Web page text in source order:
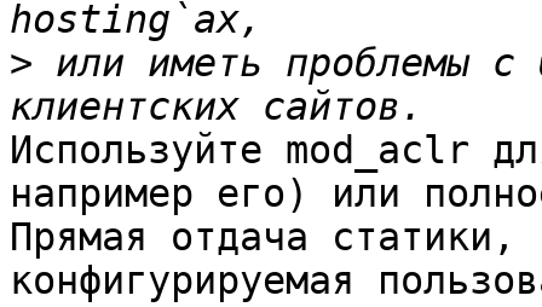
> или иметь проблемы с
Используйте mod_aclr
например его) или
Прямая отдача статики,
конфигурируемая